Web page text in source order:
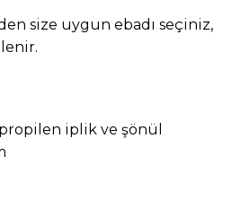
size uygun ebadı seçiniz,
iplik ve şönül